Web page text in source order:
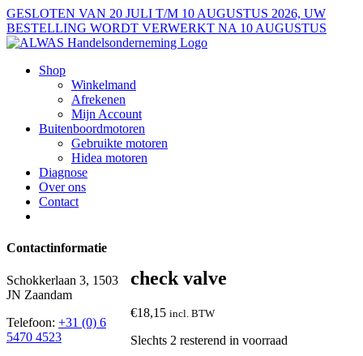
Ga
naar
inhoud
GESLOTEN VAN 20 JULI T/M 10 AUGUSTUS 2026, UW
BESTELLING WORDT VERWERKT NA 10 AUGUSTUS
Shop
Winkelmand
Afrekenen
Mijn Account
Buitenboordmotoren
Gebruikte motoren
Hidea motoren
Diagnose
Over ons
Contact
check valve
€18,15 incl. BTW
Slechts 2 resterend in voorraad
Contactinformatie
Schokkerlaan 3, 1503
JN Zaandam
Telefoon: +31 (0) 6
5470 4523